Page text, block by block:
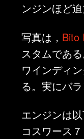
ンジンほど
写真は， Bito
スタムである
ワインディ
る。実にバラ
エンジンは以
コスワース